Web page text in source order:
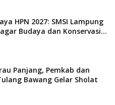
HPN 2027: SMSI Lampung
Budaya dan Konservasi...
Panjang, Pemkab dan
Bawang Gelar Sholat